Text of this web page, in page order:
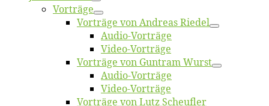
Vor­trä­ge
Vor­trä­ge von An­dre­as Riedel
Au­dio-Vor­trä­ge
Vi­deo-Vor­trä­ge
Vor­trä­ge von Gun­tram Wurst
Au­dio-Vor­trä­ge
Vi­deo-Vor­trä­ge
Vor­trä­ge von Lutz Scheufler